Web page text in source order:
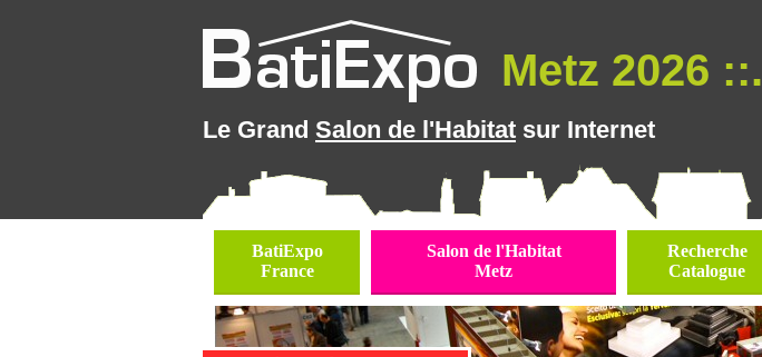
Metz 2026 ::.
Le Grand Salon de l'Habitat sur Internet
BatiExpo
France
Salon de l'Habitat
Metz
Recherche
Catalogue